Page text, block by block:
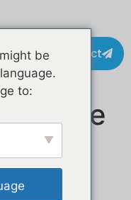
Contact
à
be
to: